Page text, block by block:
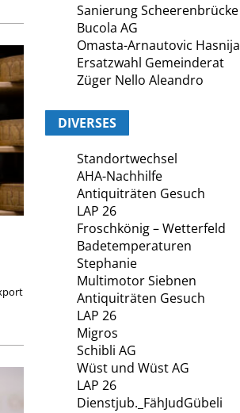
Sanierung Scheerenbrücke
Bucola AG
Omasta-Arnautovic Hasnija
Ersatzwahl Gemeinderat
Züger Nello Aleandro
DIVERSES
Standortwechsel
AHA-Nachhilfe
Antiquiträten Gesuch
LAP 26
Froschkönig – Wetterfeld
Badetemperaturen
Stephanie
Multimotor Siebnen
Antiquiträten Gesuch
LAP 26
Migros
Schibli AG
Wüst und Wüst AG
LAP 26
Dienstjub._FähJudGübeli